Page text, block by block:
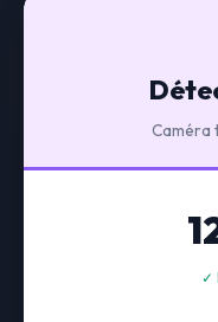
Caméra
✓